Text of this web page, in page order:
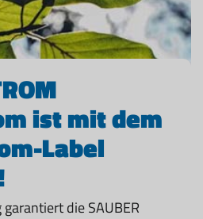
ist mit dem
Label
die SAUBER